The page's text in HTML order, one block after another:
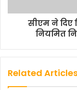
सीएम ने दिए
नियमित
Related